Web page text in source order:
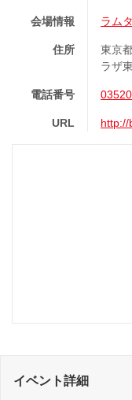
会場情報 ラム
住所
東京
ラザ
電話番号
URL http://
イベント詳細